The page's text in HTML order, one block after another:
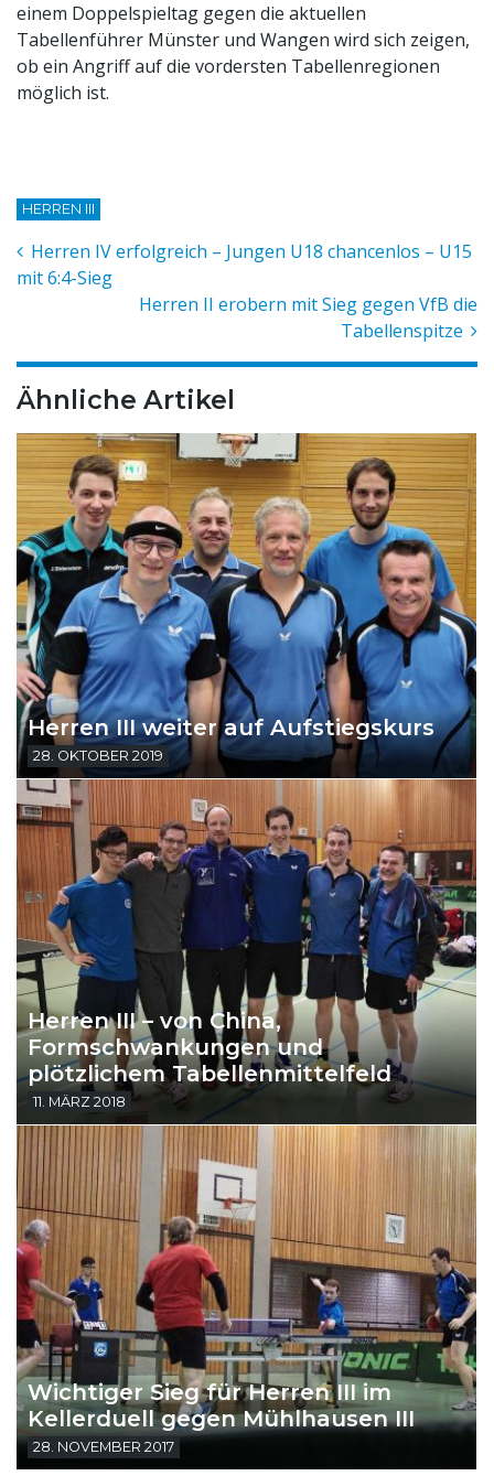
einem Doppelspieltag gegen die aktuellen
Tabellenführer Münster und Wangen wird sich zeigen,
ob ein Angriff auf die vordersten Tabellenregionen
möglich ist.
HERREN III
Herren IV erfolgreich – Jungen U18 chancenlos – U15
mit 6:4-Sieg
Herren II erobern mit Sieg gegen VfB die
Tabellenspitze
Ähnliche Artikel
Herren III weiter auf Aufstiegskurs
28. OKTOBER 2019
Herren III – von China,
Formschwankungen und
plötzlichem Tabellenmittelfeld
11. MÄRZ 2018
Wichtiger Sieg für Herren III im
Kellerduell gegen Mühlhausen III
28. NOVEMBER 2017